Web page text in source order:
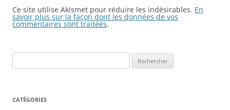
Ce site utilise Akismet pour réduire les indésirables. En
savoir plus sur la façon dont les données de vos
commentaires sont traitées.
CATÉGORIES